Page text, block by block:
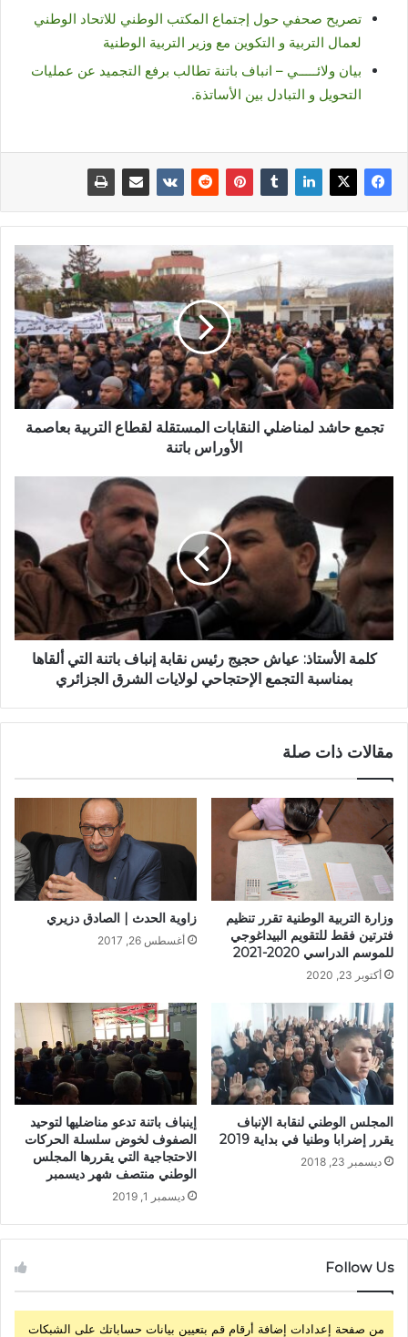
تصريح صحفي حول إجتماع المكتب الوطني للاتحاد الوطني
لعمال التربية و التكوين مع وزير التربية الوطنية
بيان ولائـــــي – انباف باتنة تطالب برفع التجميد عن عمليات
التحويل و التبادل بين الأساتذة.
تجمع حاشد لمناضلي النقابات المستقلة لقطاع التربية بعاصمة
الأوراس باتنة
كلمة الأستاذ: عياش حجيج رئيس نقابة إنباف باتنة التي ألقاها
بمناسبة التجمع الإحتجاحي لولايات الشرق الجزائري
مقالات ذات صلة
وزارة التربية الوطنية تقرر تنظيم
فترتين فقط للتقويم البيداغوجي
للموسم الدراسي 2020-2021
أكتوبر 23, 2020
زاوية الحدث | الصادق دزيري
أغسطس 26, 2017
المجلس الوطني لنقابة الإنباف
يقرر إضرابا وطنيا في بداية 2019
ديسمبر 23, 2018
إينباف باتنة تدعو مناضليها لتوحيد
الصفوف لخوض سلسلة الحركات
الاحتجاجية التي يقررها المجلس
الوطني منتصف شهر ديسمبر
ديسمبر 1, 2019
Follow Us
من صفحة إعدادات إضافة أرقام قم بتعيين بيانات حساباتك على الشبكات